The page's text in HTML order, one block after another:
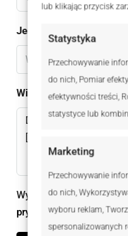
lub klikając przycisk
Statystyka
Przechowywanie
do nich, Pomiar
efektywności treści,
statystyce lub
Marketing
Przechowywanie
do nich,
wyboru reklam,
spersonalizowanych
Jestem
Wybierz
Wiadomomść
Wysyłając ten
prywatności